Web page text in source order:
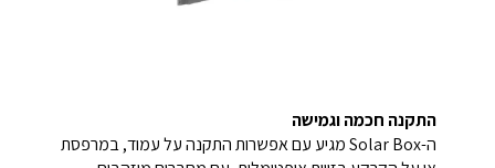
התקנה חכמה וגמישה
ה-Solar Box מגיע עם אפשרות התקנה על עמוד, במרפסת